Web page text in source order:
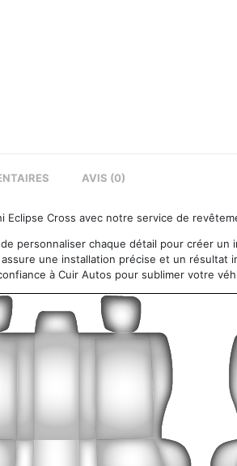
AVIS (0)
Eclipse Cross avec notre service de
personnaliser chaque détail pour créer
une installation précise et un
à Cuir Autos pour sublimer votre